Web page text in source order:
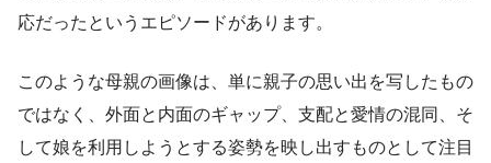
応だったというエピソードがあります。
このような母親の画像は、単に親子の思い出を写したもの
ではなく、外面と内面のギャップ、支配と愛情の混同、そ
して娘を利用しようとする姿勢を映し出すものとして注目